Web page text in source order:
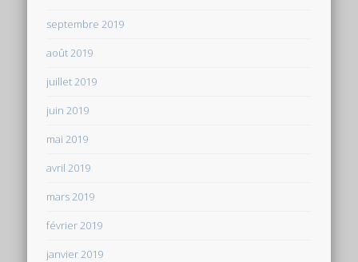
septembre 2019
août 2019
juillet 2019
juin 2019
mai 2019
avril 2019
mars 2019
février 2019
janvier 2019